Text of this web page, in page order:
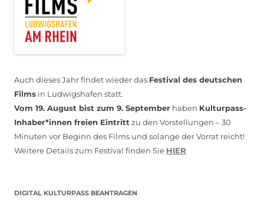
Auch dieses Jahr findet wieder das Festival des deutschen
Films in Ludwigshafen statt.
Vom 19. August bist zum 9. September haben Kulturpass-
Inhaber*innen freien Eintrittzu den Vorstellungen – 30
Minuten vor Beginn des Films und solange der Vorrat reicht!
Weitere Details zum Festival finden Sie HIER
DIGITAL KULTURPASS BEANTRAGEN